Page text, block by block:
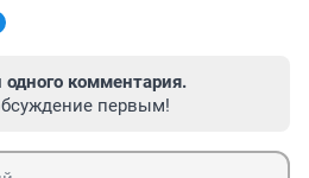
одного комментария.
первым!